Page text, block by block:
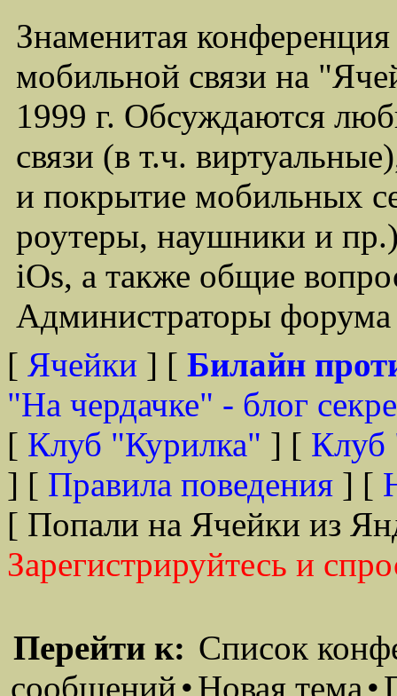
Знаменитая
мобильной связи на
1999 г. Обсуждаются
связи (в т.ч.
и покрытие мобильных
роутеры, наушники и
iOs, а также общие
Администраторы
[ Ячейки ] [ Билайн
"На чердачке" - блог
[ Клуб "Курилка" ] [ Клуб
] [ Правила поведения ] [
[ Попали на Ячейки из
Зарегистрируйтесь и
Перейти к: Список
сообщений•Новая тема•